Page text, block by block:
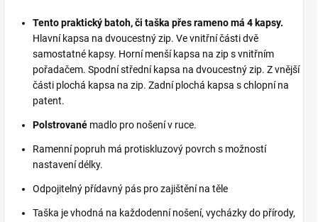
Tento praktický batoh, či taška přes rameno má 4 kapsy.
Hlavní kapsa na dvoucestný zip. Ve vnitřní části dvě
samostatné kapsy. Horní menší kapsa na zip s vnitřním
pořadačem. Spodní střední kapsa na dvoucestný zip. Z vnější
části plochá kapsa na zip. Zadní plochá kapsa s chlopní na
patent.
Polstrované madlo pro nošení v ruce.
Ramenní popruh má protiskluzový povrch s možností
nastavení délky.
Odpojitelný přídavný pás pro zajištění na těle
Taška je vhodná na každodenní nošení, vycházky do přírody,